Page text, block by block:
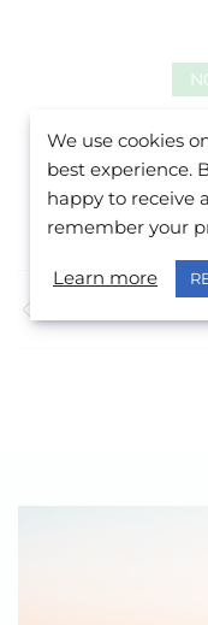
We use cookies
best experience.
happy to receive
remember your
Learn more